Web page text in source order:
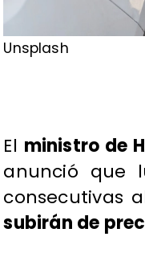
Unsplash
El ministro de
anunció que
consecutivas
subirán de